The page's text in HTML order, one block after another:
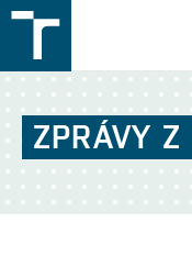
v
Brně
ZPRÁVY Z